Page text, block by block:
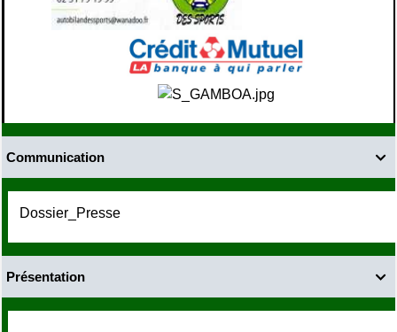

Communication
Dossier_Presse

Présentation